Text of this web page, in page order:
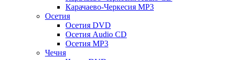
Карачаево-Черкесия MP3
Осетия
Осетия DVD
Осетия Audio CD
Осетия MP3
Чечня